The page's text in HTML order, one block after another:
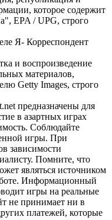
которое содержит
EPA / UPG, строго
Я- Корреспондент
и воспроизведение
материалов,
Getty Images, строго
предназначены для
в азартных играх
Соблюдайте
игры. При
зависимости
Помните, что
являться источником
Информационный
игры на реальные
не принимает ни в
платежей, которые